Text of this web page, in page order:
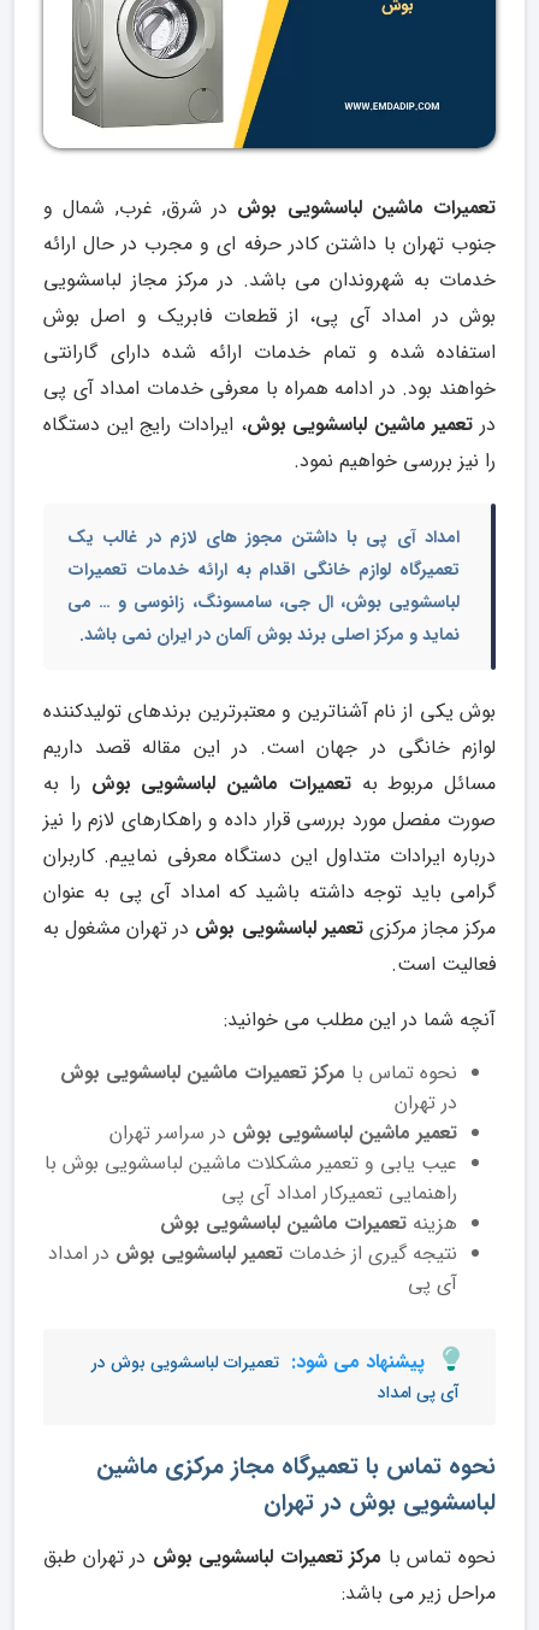
تعمیرات ماشین لباسشویی بوش در شرق, غرب, شمال و
جنوب تهران با داشتن کادر حرفه ای و مجرب در حال ارائه
خدمات به شهروندان می باشد. در مرکز مجاز لباسشویی
بوش در امداد آی پی، از قطعات فابریک و اصل بوش
استفاده شده و تمام خدمات ارائه شده دارای گارانتی
خواهند بود. در ادامه همراه با معرفی خدمات امداد آی پی
در تعمیر ماشین لباسشویی بوش، ایرادات رایج این دستگاه
را نیز بررسی خواهیم نمود.
امداد آی پی با داشتن مجوز های لازم در غالب یک
تعمیرگاه لوازم خانگی اقدام به ارائه خدمات تعمیرات
لباسشویی بوش، ال جی، سامسونگ، زانوسی و … می
نماید و مرکز اصلی برند بوش آلمان در ایران نمی باشد.
بوش یکی از نام آشناترین و معتبرترین برندهای تولیدکننده
لوازم خانگی در جهان است. در این مقاله قصد داریم
مسائل مربوط بهتعمیرات ماشین لباسشویی بوش را به
صورت مفصل مورد بررسی قرار داده و راهکارهای لازم را نیز
درباره ایرادات متداول این دستگاه معرفی نماییم. کاربران
گرامی باید توجه داشته باشید که امداد آی پی به عنوان
مرکز مجاز مرکزیتعمیر لباسشویی بوش در تهران مشغول به
فعالیت است.
آنچه شما در این مطلب می خوانید:
نحوه تماس با مرکز تعمیرات ماشین لباسشویی بوش
در تهران
تعمیر ماشین لباسشویی بوش در سراسر تهران
عیب یابی و تعمیر مشکلات ماشین لباسشویی بوش با
راهنمایی تعمیرکار امداد آی پی
هزینه تعمیرات ماشین لباسشویی بوش
نتیجه گیری از خدمات تعمیر لباسشویی بوش در امداد
آی پی
پیشنهاد می شود: تعمیرات لباسشویی بوش در
آی پی امداد
نحوه تماس با تعمیرگاه مجاز مرکزی ماشین
لباسشویی بوش در تهران
نحوه تماس با مرکز تعمیرات لباسشویی بوش در تهران طبق
مراحل زیر می باشد: